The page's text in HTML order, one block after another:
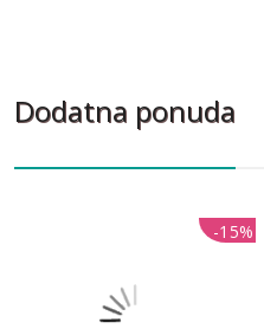
Dodatna ponuda
-15%
-15%